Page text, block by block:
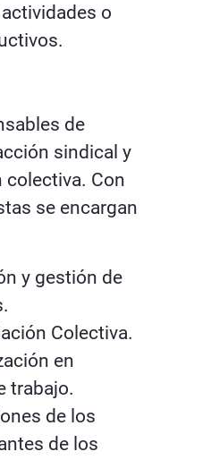
o
de
sindical y
colectiva. Con
se encargan
y gestión de
Colectiva.
en
trabajo.
de los
de los